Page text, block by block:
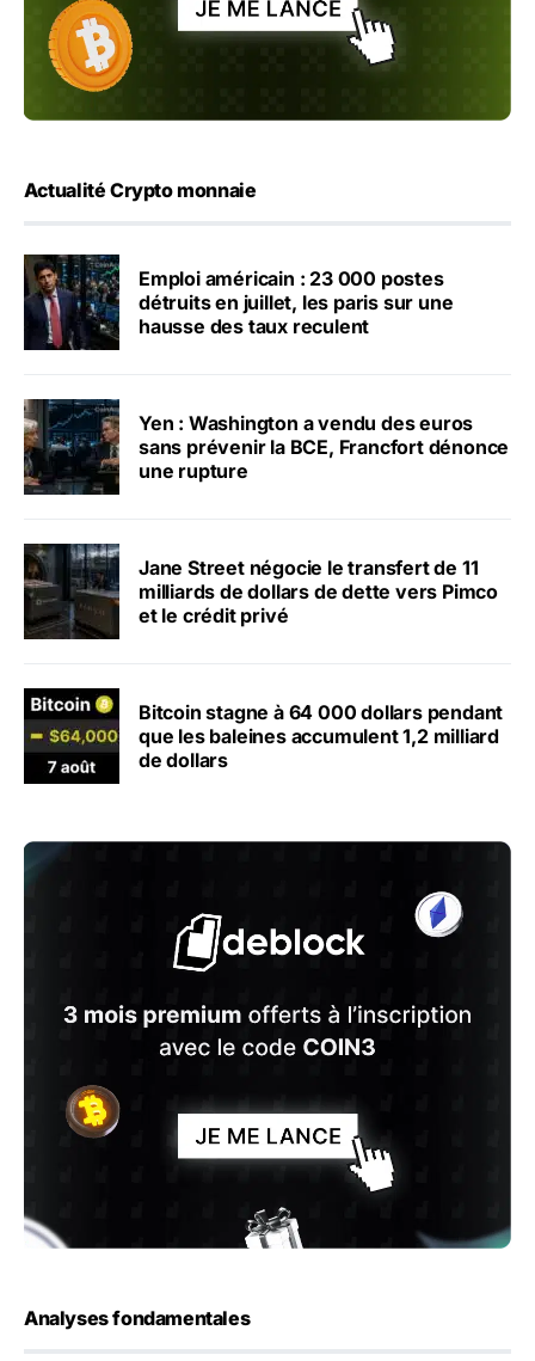
Actualité Crypto monnaie
Emploi américain : 23 000 postes
détruits en juillet, les paris sur une
hausse des taux reculent
Yen : Washington a vendu des euros
sans prévenir la BCE, Francfort dénonce
une rupture
Jane Street négocie le transfert de 11
milliards de dollars de dette vers Pimco
et le crédit privé
Bitcoin stagne à 64 000 dollars pendant
que les baleines accumulent 1,2 milliard
de dollars
Analyses fondamentales